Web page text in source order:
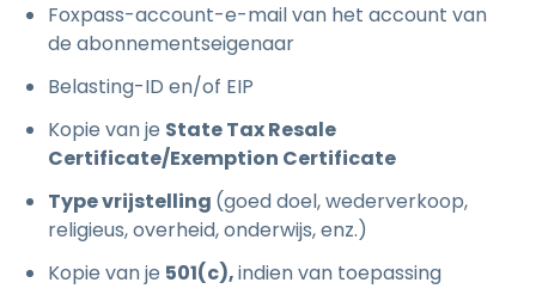
Foxpass-account-e-mail van het account van
de abonnementseigenaar
Belasting-ID en/of EIP
Kopie van je State Tax Resale
Certificate/Exemption Certificate
Type vrijstelling (goed doel, wederverkoop,
religieus, overheid, onderwijs, enz.)
Kopie van je 501(c),indien van toepassing